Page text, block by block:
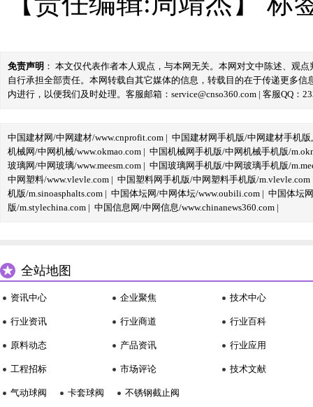
免责声明 ： 本文仅代表作者本人观点，与本网无关。本网对文中陈述、观
自行承担全部责任。本网转载自其它媒体的信息，转载目的在于传递更多
内进行，以便我们及时处理。客服邮箱：service@cnso360.com | 客服QQ：
中国建材网/中网建材/www.cnprofit.com | 中国建材网手机版/中网建材手机版
机械网/中网机械/www.okmao.com | 中国机械网手机版/中网机械手机版/
玻璃网/中网玻璃/www.meesm.com | 中国玻璃网手机版/中网玻璃手机版/
中网塑料/www.vlevle.com | 中国塑料网手机版/中网塑料手机版/m.vlevle.com
机版/m.sinoasphalts.com | 中国体坛网/中网体坛/www.oubili.com | 中国体坛
版/m.stylechina.com | 中国信息网/中网信息/www.chinanews360.com |
全站地图
资讯中心
行业资讯
原料动态
工程招标
企业聚焦
行业商道
产品资讯
市场评论
技术中心
行业百科
行业应用
技术文献
气动球阀 卡套球阀 不锈钢截止阀